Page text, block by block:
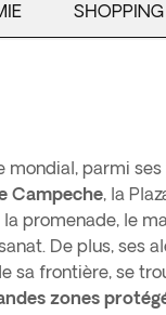
SHOPPING
mondial, parmi
Campeche, la
promenade, le
De plus, ses
sa frontière, se
zones